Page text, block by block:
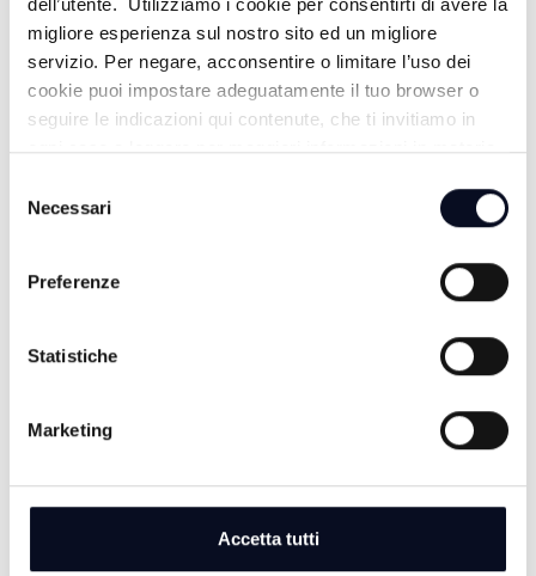
migliore esperienza sul nostro sito ed un migliore
servizio. Per negare, acconsentire o limitare l’uso dei
cookie puoi impostare adeguatamente il tuo browser o
seguire le indicazioni qui contenute, che ti invitiamo in
ogni caso a leggere per maggiori informazioni in materia
delNecessari
Preferenze
Statistiche
Marketing
Accetta tutti
TUTTE LE NOTIZIE